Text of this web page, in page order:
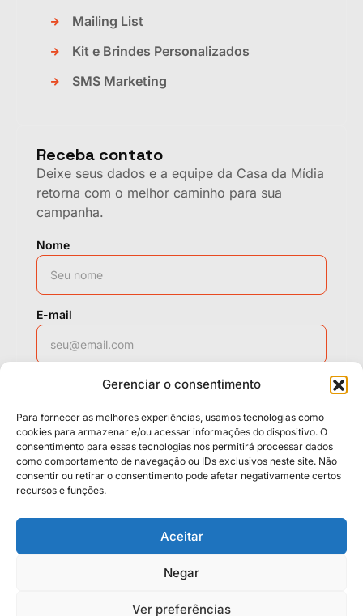
Gerenciar o consentimento
Para fornecer as melhores experiências, usamos tecnologias como
cookies para armazenar e/ou acessar informações do dispositivo. O
consentimento para essas tecnologias nos permitirá processar dados
como comportamento de navegação ou IDs exclusivos neste site. Não
consentir ou retirar o consentimento pode afetar negativamente certos
recursos e funções.
Aceitar
Negar
Ver preferências
Mailing List
Kit e Brindes Personalizados
SMS Marketing
Receba contato
Deixe seus dados e a equipe da Casa da Mídia
retorna com o melhor caminho para sua
campanha.
Nome
E-mail
Solicitar contato
Políticas Cookies Termos
© 2026 Casa da Mídia. Todos os direitos reservados.